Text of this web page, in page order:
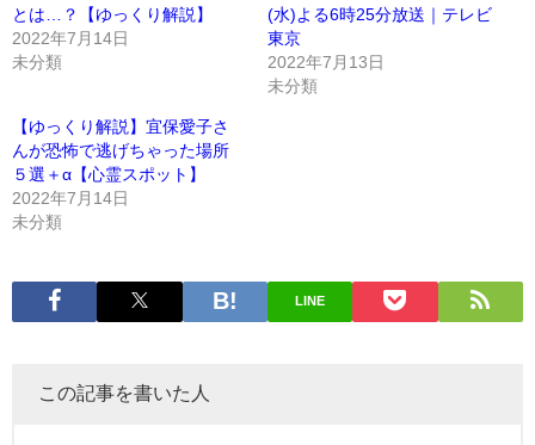
とは…？【ゆっくり解説】
2022年7月14日
未分類
(水)よる6時25分放送｜テレビ
東京
2022年7月13日
未分類
【ゆっくり解説】宜保愛子さ
んが恐怖で逃げちゃった場所
５選＋α【心霊スポット】
2022年7月14日
未分類
LINE
この記事を書いた人